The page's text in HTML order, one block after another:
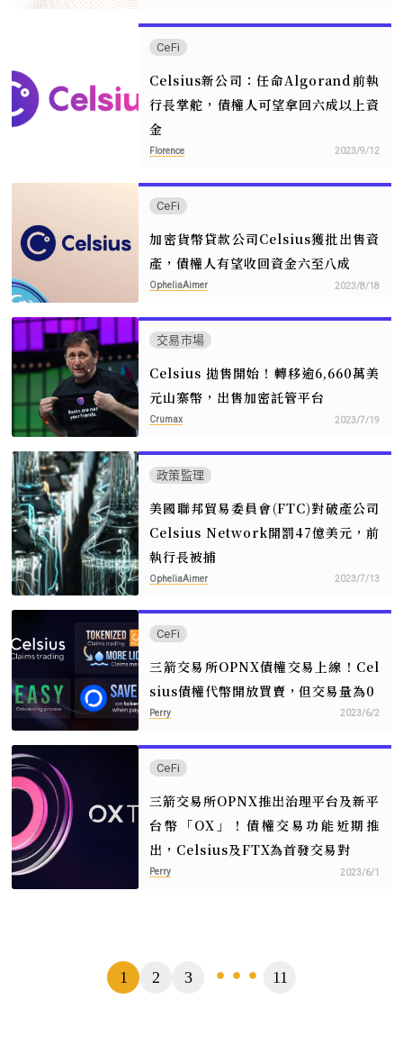
CeFi
Celsius新公司：任命Algorand前執
行長掌舵，債權人可望拿回六成以上資
金
Florence 2023/9/12
CeFi
加密貨幣貸款公司Celsius獲批出售資
產，債權人有望收回資金六至八成
OpheliaAimer 2023/8/18
交易市場
Celsius 拋售開始！轉移逾6,660萬美
元山寨幣，出售加密託管平台
Crumax 2023/7/19
政策監理
美國聯邦貿易委員會(FTC)對破產公司
Celsius Network開罰47億美元，前
執行長被捕
OpheliaAimer 2023/7/13
CeFi
三箭交易所OPNX債權交易上線！Cel
sius債權代幣開放買賣，但交易量為0
Perry 2023/6/2
CeFi
三箭交易所OPNX推出治理平台及新平
台幣「OX」！債權交易功能近期推
出，Celsius及FTX為首發交易對
Perry 2023/6/1
1 2 3 ... 11